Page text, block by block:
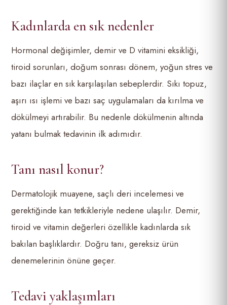
Kadınlarda en sık nedenler
Hormonal değişimler, demir ve D vitamini eksikliği,
tiroid sorunları, doğum sonrası dönem, yoğun stres ve
bazı ilaçlar en sık karşılaşılan sebeplerdir. Sıkı topuz,
aşırı ısı işlemi ve bazı saç uygulamaları da kırılma ve
dökülmeyi artırabilir. Bu nedenle dökülmenin altında
yatanı bulmak tedavinin ilk adımıdır.
Tanı nasıl konur?
Dermatolojik muayene, saçlı deri incelemesi ve
gerektiğinde kan tetkikleriyle nedene ulaşılır. Demir,
tiroid ve vitamin değerleri özellikle kadınlarda sık
bakılan başlıklardır. Doğru tanı, gereksiz ürün
denemelerinin önüne geçer.
Tedavi yaklaşımları